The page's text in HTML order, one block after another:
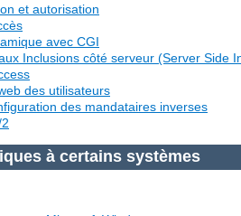
et autorisation
avec CGI
Inclusions côté serveur (Server Side
des utilisateurs
des mandataires inverses
à certains systèmes